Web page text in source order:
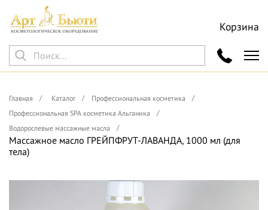
Корзина
Главная Каталог
Профессиональная косметика
Профессиональная SPA косметика Альганика
Водорослевые массажные масла
Массажное масло ГРЕЙПФРУТ-ЛАВАНДА, 1000 мл (для
тела)